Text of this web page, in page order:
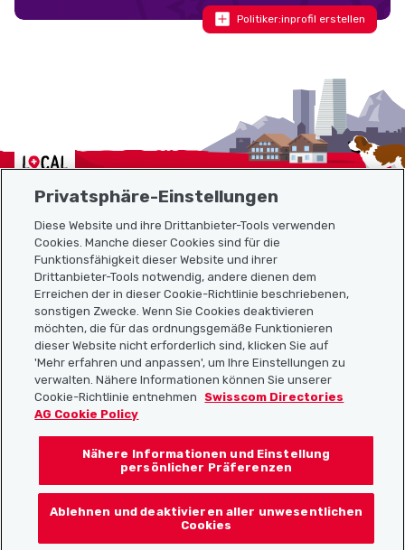
Politiker:inprofil erstellen
Localcities
Sitemap
Nützliche Links
Localcities App herunterladen
Folgt uns auf:
Privatsphäre-Einstellungen
Diese Website und ihre Drittanbieter-Tools verwenden
Cookies. Manche dieser Cookies sind für die
Funktionsfähigkeit dieser Website und ihrer
Drittanbieter-Tools notwendig, andere dienen dem
Erreichen der in dieser Cookie-Richtlinie beschriebenen,
sonstigen Zwecke. Wenn Sie Cookies deaktivieren
möchten, die für das ordnungsgemäße Funktionieren
dieser Website nicht erforderlich sind, klicken Sie auf
'Mehr erfahren und anpassen', um Ihre Einstellungen zu
verwalten. Nähere Informationen können Sie unserer
Cookie-Richtlinie entnehmen
Swisscom Directories
AG Cookie Policy
Nähere Informationen und Einstellung
persönlicher Präferenzen
Ablehnen und deaktivieren aller unwesentlichen
Cookies